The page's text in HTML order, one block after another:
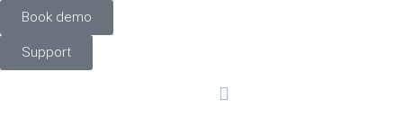
Book demo
Support